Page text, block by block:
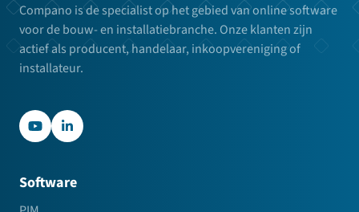
Compano is de specialist op het gebied van online software
voor de bouw- en installatiebranche. Onze klanten zijn
actief als producent, handelaar, inkoopvereniging of
installateur.
YouTubeLinkedIn
Software